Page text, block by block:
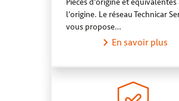
Pièces d’origine et équivalentes
l’origine. Le réseau Technicar
vous propose…
En savoir plus